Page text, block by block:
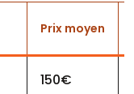
Prix moyen
150€